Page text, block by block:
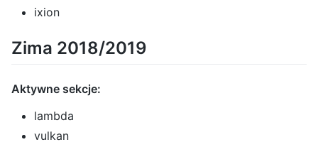
ixion
Zima 2018/2019
Aktywne sekcje:
lambda
vulkan